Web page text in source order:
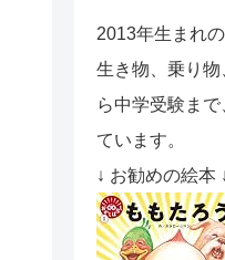
2013年生まれ
生き物、乗り
ら中学受験ま
ています。
↓ お勧めの絵本